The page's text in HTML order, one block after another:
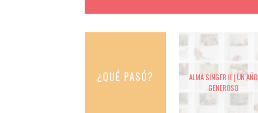
¿QUÉ PASÓ?
ALMA SINGER II | UN AÑO
GENEROSO